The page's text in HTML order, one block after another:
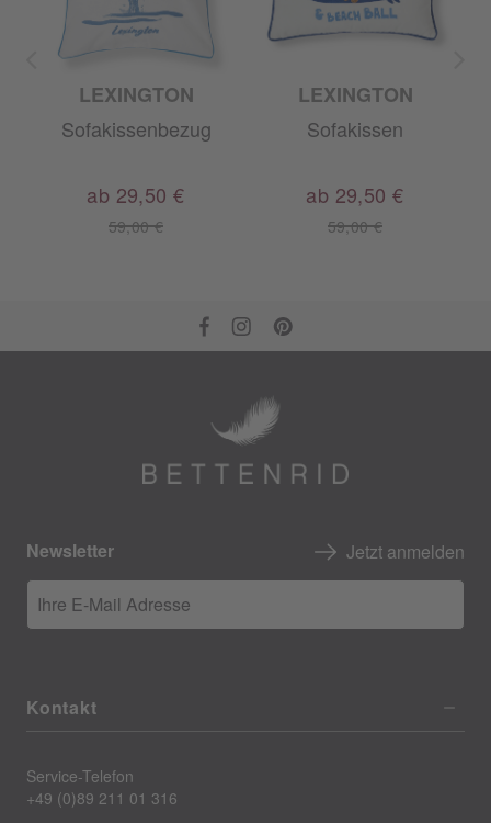
LEXINGTON
Sofakissenbezug
59,00 €
ab 29,50 €
LEXINGTON
Sofakissen
59,00 €
ab 29,50 €
Newsletter Jetzt anmelden
Ihre E-Mail Adresse
Kontakt
Service-Telefon
+49 (0)89 211 01 316